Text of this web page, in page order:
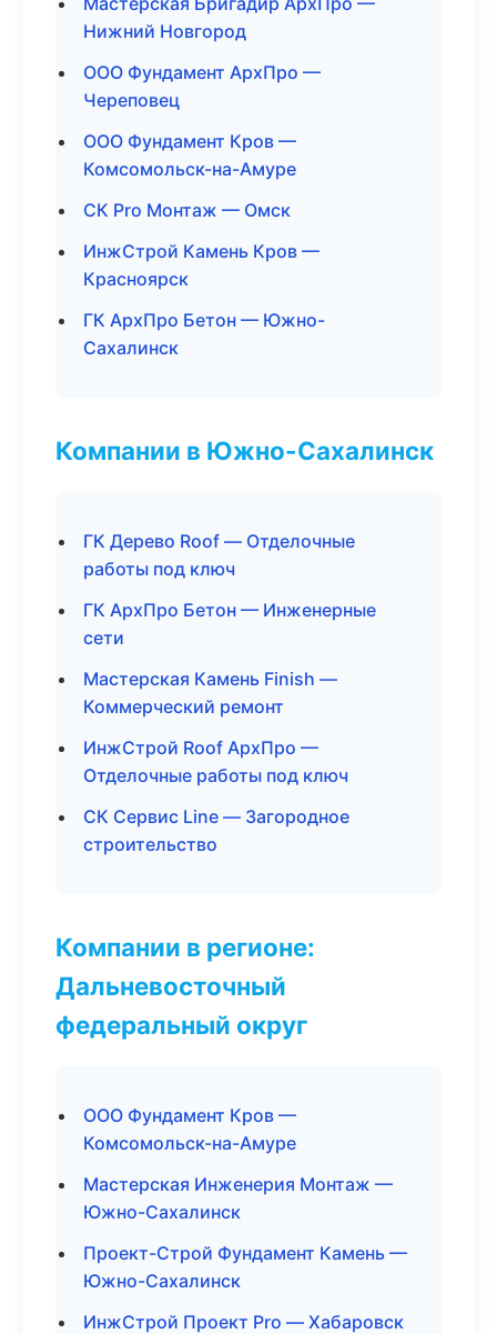
Нижний Новгород
ООО Фундамент АрхПро —
Череповец
ООО Фундамент Кров —
Комсомольск-на-Амуре
СК Pro Монтаж — Омск
ИнжСтрой Камень Кров —
Красноярск
ГК АрхПро Бетон — Южно-
Сахалинск
Компании в Южно-Сахалинск
ГК Дерево Roof — Отделочные
работы под ключ
ГК АрхПро Бетон — Инженерные
сети
Мастерская Камень Finish —
Коммерческий ремонт
ИнжСтрой Roof АрхПро —
Отделочные работы под ключ
СК Сервис Line — Загородное
строительство
Компании в регионе:
Дальневосточный
федеральный округ
ООО Фундамент Кров —
Комсомольск-на-Амуре
Мастерская Инженерия Монтаж —
Южно-Сахалинск
Проект-Строй Фундамент Камень —
Южно-Сахалинск
ИнжСтрой Проект Pro — Хабаровск